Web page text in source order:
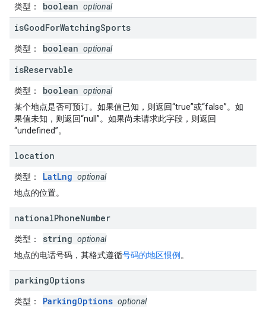
类型 ： boolean optional
isGoodForWatchingSports
类型 ： boolean optional
isReservable
类型 ： boolean optional
某个地点是否可预订。如果值已知，则返回“true”或“false”。如
果值未知，则返回“null”。如果尚未请求此字段，则返回
“undefined”。
location
类型 ： LatLng optional
地点的位置。
nationalPhoneNumber
类型 ： string optional
地点的电话号码，其格式遵循号码的地区惯例 。
parkingOptions
类型 ： ParkingOptions optional